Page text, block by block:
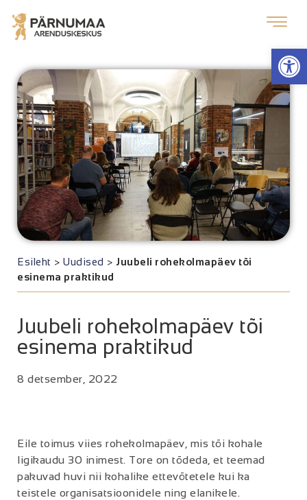
Esileht > Uudised > Juubeli rohekolmapäev tõi
esinema praktikud
Juubeli rohekolmapäev tõi
esinema praktikud
8 detsember, 2022
Eile toimus viies rohekolmapäev, mis tõi kohale
ligikaudu 30 inimest. Tore on tõdeda, et teemad
pakuvad huvi nii kohalike ettevõtetele kui ka
teistele organisatsioonidele ning elanikele.